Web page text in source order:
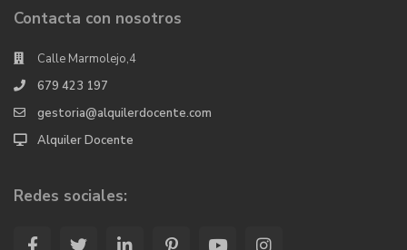
Contacta con nosotros
Calle Marmolejo,4
679 423 197
gestoria@alquilerdocente.com
Alquiler Docente
Redes sociales: